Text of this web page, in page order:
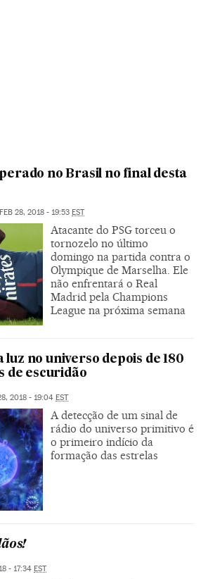
no Brasil no final desta
FEB 28, 2018 - 19:53 EST
Atacante do PSG torceu o
tornozelo no último
domingo na partida contra o
Olympique de Marselha. Ele
não enfrentará o Real
Madrid pela Champions
League na próxima semana
luz no universo depois de 180
de escuridão
2018 - 19:04 EST
A detecção de um sinal de
rádio do universo primitivo é
o primeiro indício da
formação das estrelas
- 17:34 EST